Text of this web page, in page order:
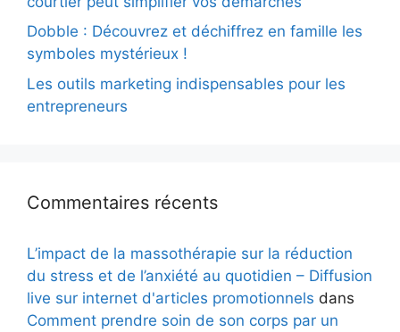
Dobble : Découvrez et déchiffrez en famille les
symboles mystérieux !
Les outils marketing indispensables pour les
entrepreneurs
Commentaires récents
L’impact de la massothérapie sur la réduction
du stress et de l’anxiété au quotidien – Diffusion
live sur internet d'articles promotionnels dans
Comment prendre soin de son corps par un